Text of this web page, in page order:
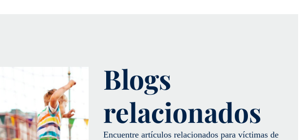
Blogs
relacionados
Encuentre artículos relacionados para víctimas de